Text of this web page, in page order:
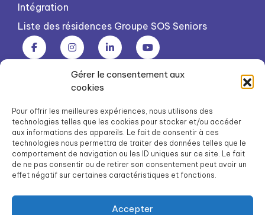
Gérer le consentement aux
cookies
Pour offrir les meilleures expériences, nous utilisons des
technologies telles que les cookies pour stocker et/ou accéder
aux informations des appareils. Le fait de consentir à ces
technologies nous permettra de traiter des données telles que le
comportement de navigation ou les ID uniques sur ce site. Le fait
de ne pas consentir ou de retirer son consentement peut avoir un
effet négatif sur certaines caractéristiques et fonctions.
Accepter
Intégration
Liste des résidences Groupe SOS Seniors
Groupe SOS Seniors est une association du Groupe SOS
dg.seniors@groupe-sos.org
ARPAVIE est une association du Groupe SOS